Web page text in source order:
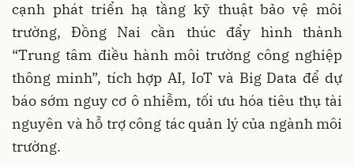
cạnh phát triển hạ tầng kỹ thuật bảo vệ môi
trường, Đồng Nai cần thúc đẩy hình thành
“Trung tâm điều hành môi trường công nghiệp
thông minh”, tích hợp AI, IoT và Big Data để dự
báo sớm nguy cơ ô nhiễm, tối ưu hóa tiêu thụ tài
nguyên và hỗ trợ công tác quản lý của ngành môi
trường.